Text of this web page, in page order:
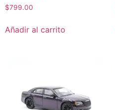
$799.00
Añadir al carrito